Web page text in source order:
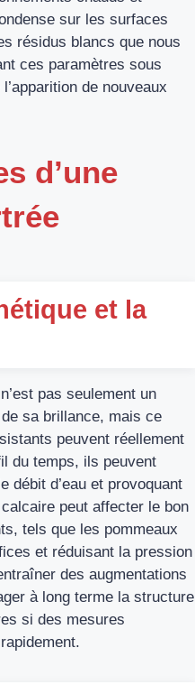
sur les surfaces
résidus blancs que nous
ces paramètres sous
de nouveaux
d’une
et la
pas seulement un
sa brillance, mais ce
peuvent réellement
du temps, ils peuvent
débit d’eau et provoquant
peut affecter le bon
tels que les pommeaux
et réduisant la pression
des augmentations
à long terme la structure
si des mesures